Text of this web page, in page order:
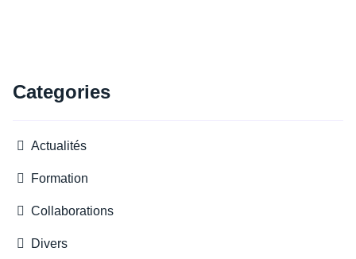
Categories
Actualités
Formation
Collaborations
Divers